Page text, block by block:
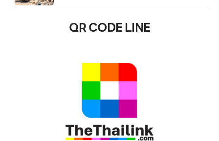
QR CODE LINE